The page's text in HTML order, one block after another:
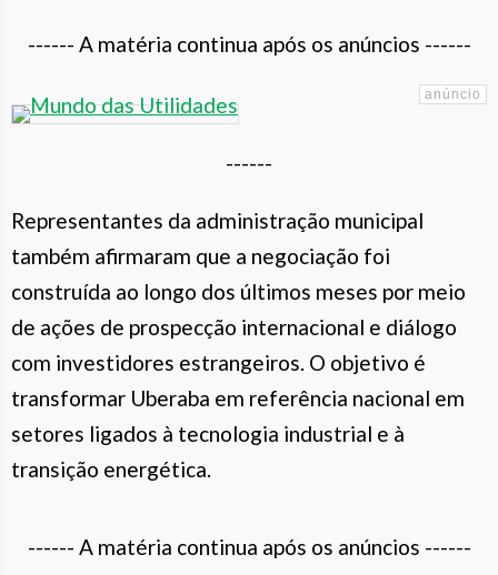
------ A matéria continua após os anúncios ------
------
Representantes da administração municipal
também afirmaram que a negociação foi
construída ao longo dos últimos meses por meio
de ações de prospecção internacional e diálogo
com investidores estrangeiros. O objetivo é
transformar Uberaba em referência nacional em
setores ligados à tecnologia industrial e à
transição energética.
------ A matéria continua após os anúncios ------